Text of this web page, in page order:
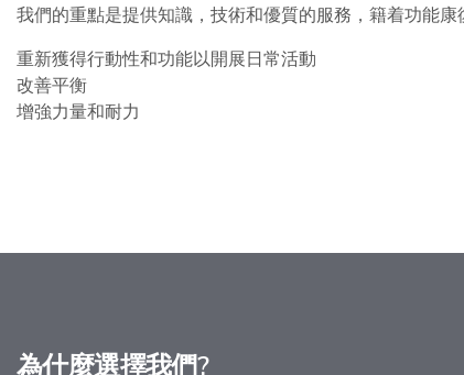
我們的重點是提供知識，技術和優質的服務，籍着功能
重新獲得行動性和功能以開展日常活動
改善平衡
增強力量和耐力
為什麼選擇我們?